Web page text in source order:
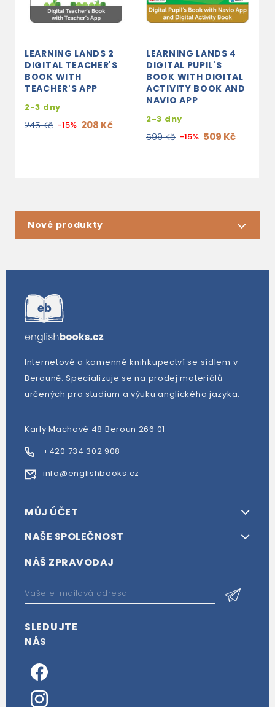
LEARNING LANDS 2
DIGITAL TEACHER'S
BOOK WITH
TEACHER'S APP
2-3 dny
245 Kč -15% 208 Kč
LEARNING LANDS 4
DIGITAL PUPIL'S
BOOK WITH DIGITAL
ACTIVITY BOOK AND
NAVIO APP
2-3 dny
599 Kč -15% 509 Kč
Nové produkty
Internetové a kamenné knihkupectví se sídlem v
Berouně. Specializuje se na prodej materiálů
určených pro studium a výuku anglického jazyka.
Karly Machové 48 Beroun 266 01
+420 734 302 908
info@englishbooks.cz
MŮJ ÚČET
NAŠE SPOLEČNOST
NÁŠ ZPRAVODAJ
SLEDUJTE
NÁS